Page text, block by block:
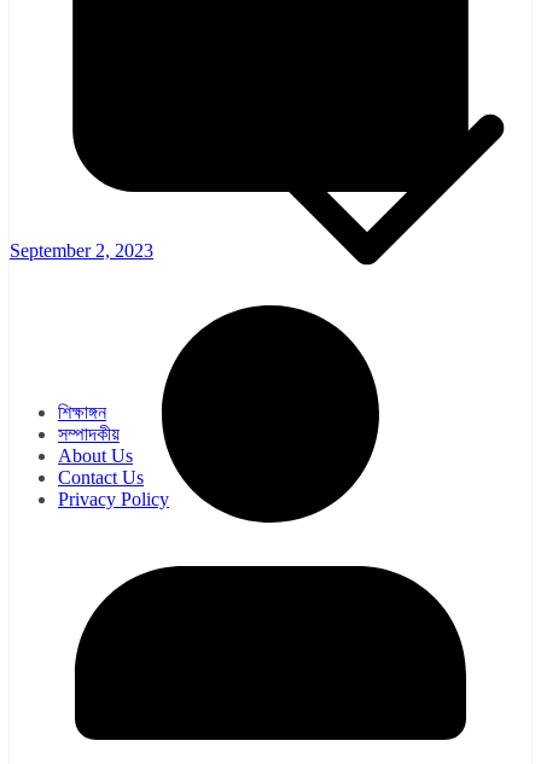
শিক্ষাঙ্গন
সম্পাদকীয়
About Us
Contact Us
Privacy Policy
September 2, 2023